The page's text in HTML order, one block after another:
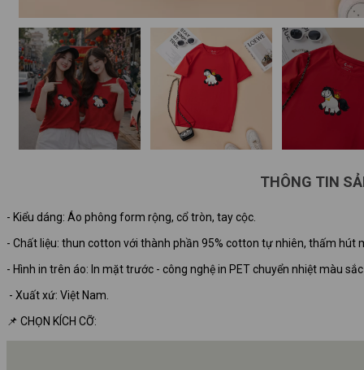
THÔNG TIN
- Kiểu dáng: Áo phông form rộng, cổ tròn, tay cộc.
- Chất liệu: thun cotton với thành phần 95% cotton tự nhiên, thấm hút
- Hình in trên áo: In mặt trước - công nghệ in PET chuyển nhiệt màu
- Xuất xứ: Việt Nam.
📌 CHỌN KÍCH CỠ: